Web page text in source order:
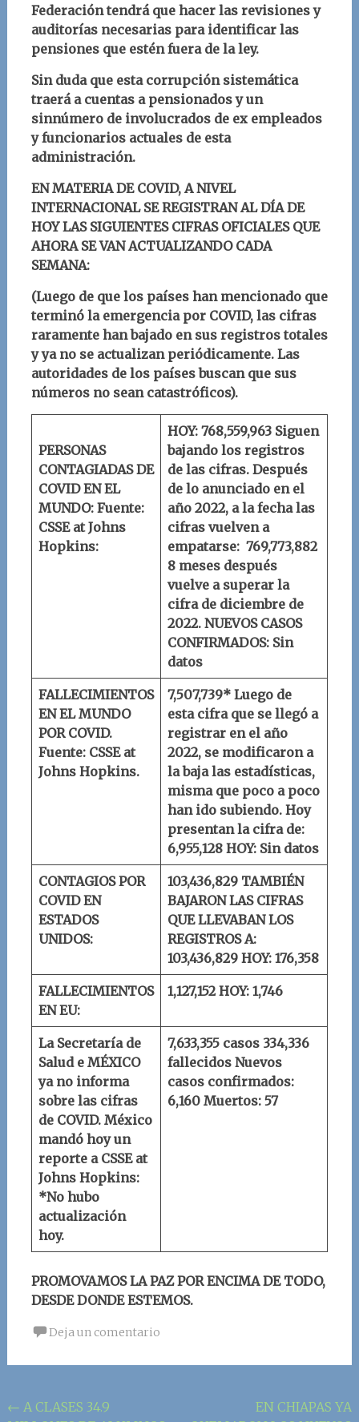
Federación tendrá que hacer las revisiones y
auditorías necesarias para identificar las
pensiones que estén fuera de la ley.
Sin duda que esta corrupción sistemática
traerá a cuentas a pensionados y un
sinnúmero de involucrados de ex empleados
y funcionarios actuales de esta
administración.
EN MATERIA DE COVID, A NIVEL
INTERNACIONAL SE REGISTRAN AL DÍA DE
HOY LAS SIGUIENTES CIFRAS OFICIALES QUE
AHORA SE VAN ACTUALIZANDO CADA
SEMANA:
(Luego de que los países han mencionado que
terminó la emergencia por COVID, las cifras
raramente han bajado en sus registros totales
y ya no se actualizan periódicamente. Las
autoridades de los países buscan que sus
números no sean catastróficos).
PERSONAS
CONTAGIADAS DE
COVID EN EL
MUNDO: Fuente:
CSSE at Johns
Hopkins:
HOY: 768,559,963 Siguen
bajando los registros
de las cifras. Después
de lo anunciado en el
año 2022, a la fecha las
cifras vuelven a
empatarse: 769,773,882
8 meses después
vuelve a superar la
cifra de diciembre de
2022. NUEVOS CASOS
CONFIRMADOS: Sin
datos
FALLECIMIENTOS
EN EL MUNDO
POR COVID.
Fuente: CSSE at
Johns Hopkins.
7,507,739* Luego de
esta cifra que se llegó a
registrar en el año
2022, se modificaron a
la baja las estadísticas,
misma que poco a poco
han ido subiendo. Hoy
presentan la cifra de:
6,955,128 HOY: Sin datos
CONTAGIOS POR
COVID EN
ESTADOS
UNIDOS:
103,436,829 TAMBIÉN
BAJARON LAS CIFRAS
QUE LLEVABAN LOS
REGISTROS A:
103,436,829 HOY: 176,358
FALLECIMIENTOS
EN EU:
1,127,152 HOY: 1,746
La Secretaría de
Salud e MÉXICO
ya no informa
sobre las cifras
de COVID. México
mandó hoy un
reporte a CSSE at
Johns Hopkins:
*No hubo
actualización
hoy.
7,633,355 casos 334,336
fallecidos Nuevos
casos confirmados:
6,160 Muertos: 57
PROMOVAMOS LA PAZ POR ENCIMA DE TODO,
DESDE DONDE ESTEMOS.
Deja un comentario
Navegación
← A CLASES 34.9
EN CHIAPAS YA